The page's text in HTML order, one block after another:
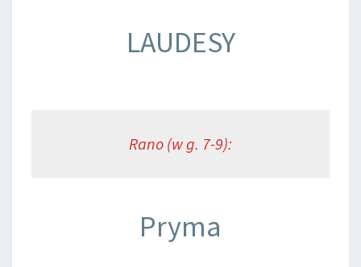
LAUDESY
Rano (w g. 7-9):
Pryma